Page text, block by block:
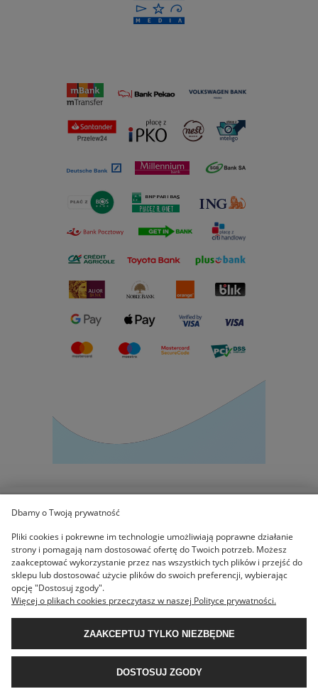
KOLEKCJE
MOJE KONTO
O NAS
Dbamy o Twoją prywatność
Pliki cookies i pokrewne im technologie umożliwiają poprawne działanie
strony i pomagają nam dostosować ofertę do Twoich potrzeb. Możesz
zaakceptować wykorzystanie przez nas wszystkich tych plików i przejść do
sklepu lub dostosować użycie plików do swoich preferencji, wybierając
opcję "Dostosuj zgody".
Więcej o plikach cookies przeczytasz w naszej Polityce prywatności.
ZAAKCEPTUJ TYLKO NIEZBĘDNE
DOSTOSUJ ZGODY